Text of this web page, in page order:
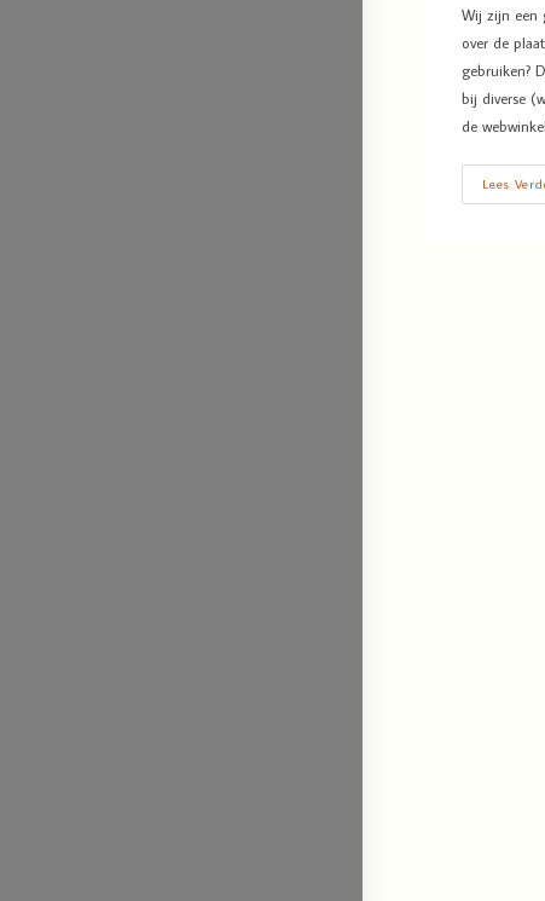
Wij zijn een
over de
gebruiken?
bij diverse
de
Lees